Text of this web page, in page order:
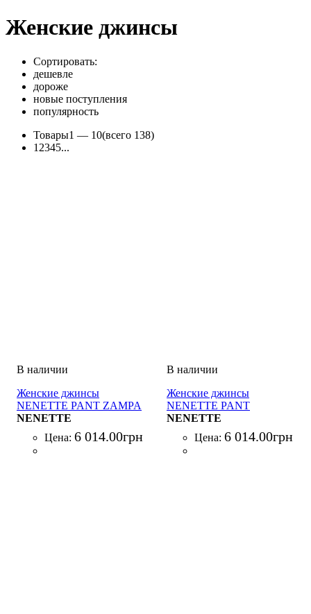
Женские джинсы
Сортировать:
дешевле
дороже
новые поступления
популярность
Товары1 — 10(всего 138)
1 2345...
Женские джинсы
NENETTE PANT ZAMPA
DENIM SUPERSTRETCH
NENETTE
Цена: 6 014.00грн
Женские джинсы
NENETTE PANT
CIGARETTE DENIM
SUPERSTRETCH BLU
NENETTE
Цена: 6 014.00грн